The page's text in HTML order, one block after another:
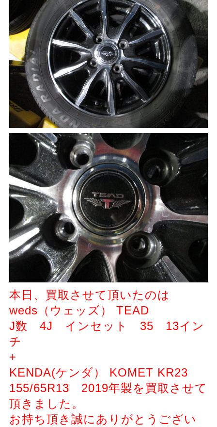
本日、買取させて頂いたのは
weds（ウェッズ） TEAD
J数 4J インセット 35 13イン
チ
+
KENDA(ケンダ） KOMET KR23
155/65R13 2019年製を買取させて
頂きました。
お持ち頂き誠にありがとうござい